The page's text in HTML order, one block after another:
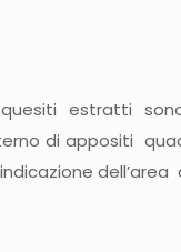
estratti
di appositi